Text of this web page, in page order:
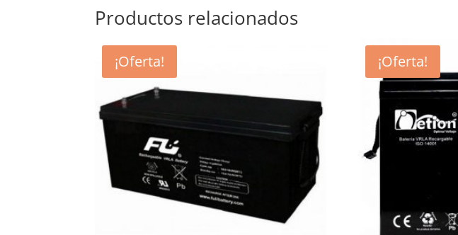
Productos relacionados
¡Oferta! ¡Oferta!